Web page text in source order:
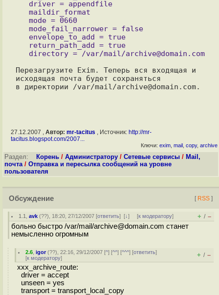
   directory = /var/mail/archive@domain.com
Перезагрузите Exim. Теперь вся входящая и
исходящая почта будет сохраняться
27.12.2007 , Автор: mr-tacitus , Источник: http://mr-
tacitus.blogspot.com/2007...
Ключи: exim mail copy, archive
Раздел: Корень / Администратору / Сетевые сервисы / Mail,
почта/ Отправка и пересылка сообщений на уровне
пользователя
Обсуждение [ RSS ]
1.1 ,avk (??), 18:20, 27/12/2007 [ответить][↓] [к модератору] + / –
больно быстро /var/mail/archive@domain.com станет
немысленно огромным
2.6 ,igor(??), 22:16, 29/12/2007 [^] [^^] [^^^] [ответить]
[к модератору] + / –
xxx_archive_route:
driver = accept
unseen = yes
transport = transport_local_copy